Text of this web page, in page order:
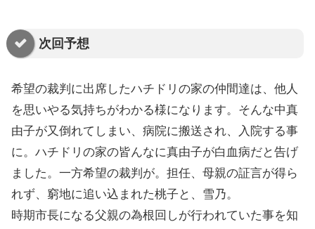
次回予想
希望の裁判に出席したハチドリの家の仲間達は、他人
を思いやる気持ちがわかる様になります。そんな中真
由子が又倒れてしまい、病院に搬送され、入院する事
に。ハチドリの家の皆んなに真由子が白血病だと告げ
ました。一方希望の裁判が。担任、母親の証言が得ら
れず、窮地に追い込まれた桃子と、雪乃。
時期市長になる父親の為根回しが行われていた事を知